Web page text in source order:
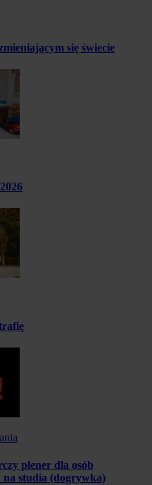
się świecie
plener dla osób
studia (dogrywka)